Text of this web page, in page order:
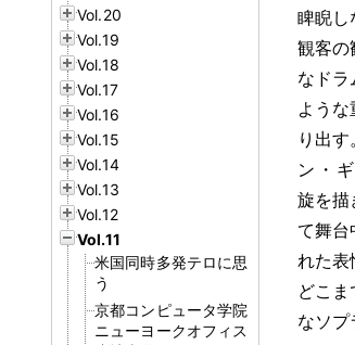
Vol.20
Vol.19
Vol.18
Vol.17
Vol.16
Vol.15
Vol.14
Vol.13
Vol.12
Vol.11
米国同時多発テロに思
う
京都コンピュータ学院
ニューヨークオフィス
睥睨し
観客の
なドラ
よう
り出す
ン ・
旋を描
て舞台
れた表
どこ
なソプ